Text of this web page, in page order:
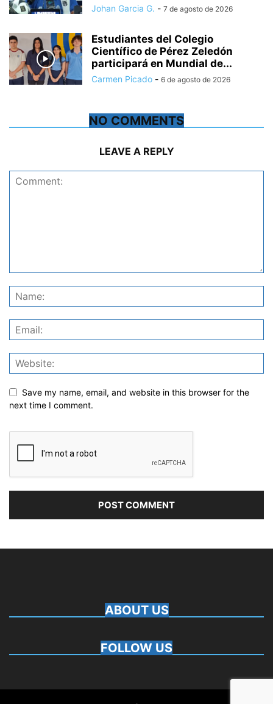
Johan Garcia G. - 7 de agosto de 2026
Estudiantes del Colegio
Científico de Pérez Zeledón
participará en Mundial de...
Carmen Picado - 6 de agosto de 2026
NO COMMENTS
LEAVE A REPLY
Save my name, email, and website in this browser for the
next time I comment.
ABOUT US
FOLLOW US